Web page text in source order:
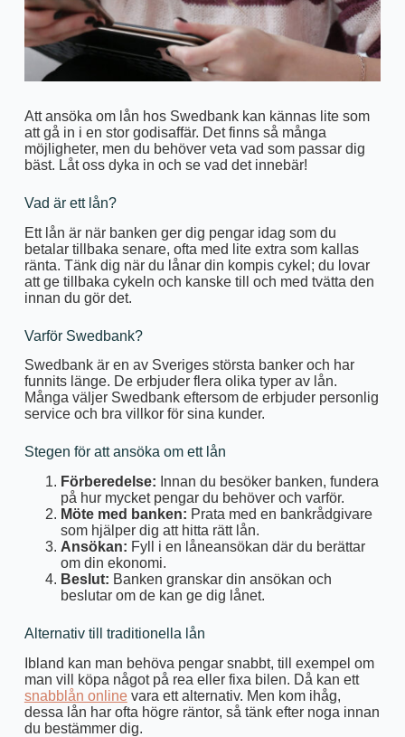
Att ansöka om lån hos Swedbank kan kännas lite som
att gå in i en stor godisaffär. Det finns så många
möjligheter, men du behöver veta vad som passar dig
bäst. Låt oss dyka in och se vad det innebär!
Vad är ett lån?
Ett lån är när banken ger dig pengar idag som du
betalar tillbaka senare, ofta med lite extra som kallas
ränta. Tänk dig när du lånar din kompis cykel; du lovar
att ge tillbaka cykeln och kanske till och med tvätta den
innan du gör det.
Varför Swedbank?
Swedbank är en av Sveriges största banker och har
funnits länge. De erbjuder flera olika typer av lån.
Många väljer Swedbank eftersom de erbjuder personlig
service och bra villkor för sina kunder.
Stegen för att ansöka om ett lån
Förberedelse: Innan du besöker banken, fundera
på hur mycket pengar du behöver och varför.
Möte med banken: Prata med en bankrådgivare
som hjälper dig att hitta rätt lån.
Ansökan: Fyll i en låneansökan där du berättar
om din ekonomi.
Beslut: Banken granskar din ansökan och
beslutar om de kan ge dig lånet.
Alternativ till traditionella lån
Ibland kan man behöva pengar snabbt, till exempel om
man vill köpa något på rea eller fixa bilen. Då kan ett
snabblån onlinevara ett alternativ. Men kom ihåg,
dessa lån har ofta högre räntor, så tänk efter noga innan
du bestämmer dig.